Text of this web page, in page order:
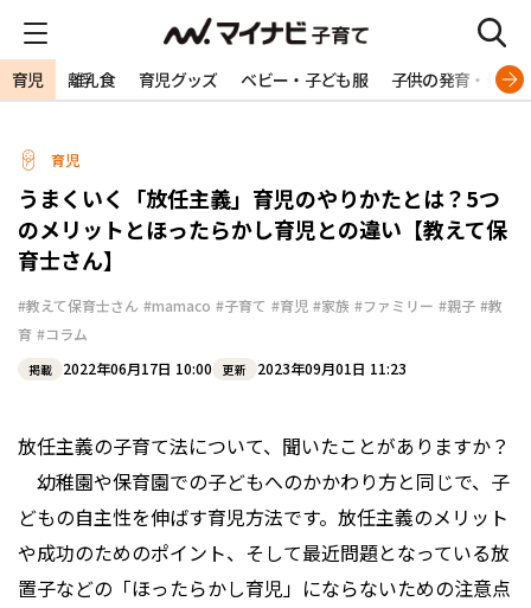
育児 離乳食 育児グッズ ベビー・子ども服 子供の発育・発達
育児
うまくいく「放任主義」育児のやりかたとは？5つ
のメリットとほったらかし育児との違い【教えて保
育士さん】
#教えて保育士さん #mamaco #子育て #育児 #家族 #ファミリー #親子 #教
育 #コラム
掲載 2022年06月17日 10:00 更新 2023年09月01日 11:23
放任主義の子育て法について、聞いたことがありますか？
幼稚園や保育園での子どもへのかかわり方と同じで、子
どもの自主性を伸ばす育児方法です。放任主義のメリット
や成功のためのポイント、そして最近問題となっている放
置子などの「ほったらかし育児」にならないための注意点